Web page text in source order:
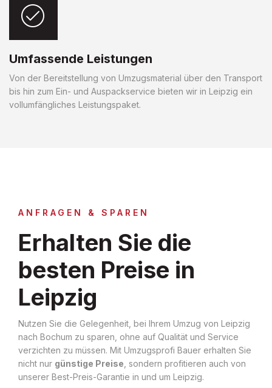
Umfassende Leistungen
Von der Bereitstellung von Umzugsmaterial über den Transport
bis hin zum Ein- und Auspackservice bieten wir in Leipzig ein
vollumfängliches Leistungspaket.
ANFRAGEN & SPAREN
Erhalten Sie die
besten Preise in
Leipzig
Nutzen Sie die Gelegenheit, bei Ihrem Umzug von Leipzig
nach Bochum zu sparen, ohne auf Qualität und Service
verzichten zu müssen. Mit Umzugsprofi Bauer erhalten Sie
nicht nur günstige Preise , sondern profitieren auch von
unserer Best-Preis-Garantie in und um Leipzig.